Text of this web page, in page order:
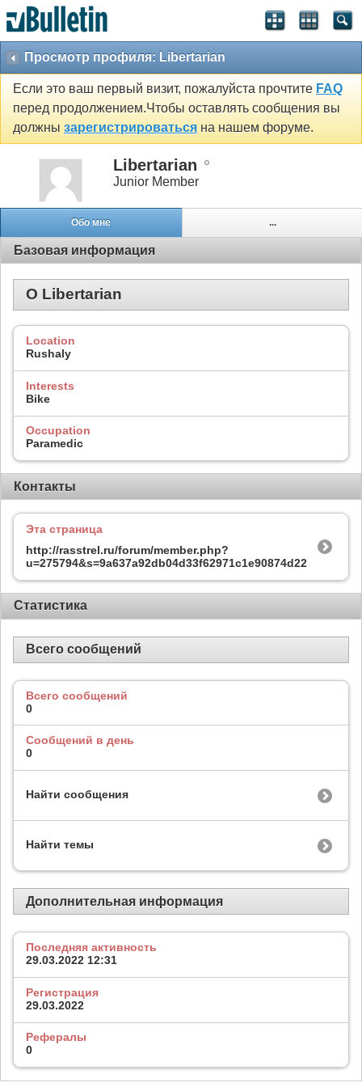
Просмотр профиля: Libertarian
Если это ваш первый визит, пожалуйста прочтите FAQ
перед продолжением.Чтобы оставлять сообщения вы
должны зарегистрироваться на нашем форуме.
Libertarian
Junior Member
Обо мне ...
Базовая информация
О Libertarian
Location
Rushaly
Interests
Bike
Occupation
Paramedic
Контакты
Эта страница
http://rasstrel.ru/forum/member.php?
u=275794&s=9a637a92db04d33f62971c1e90874d22
Статистика
Всего сообщений
Всего сообщений
0
Сообщений в день
0
Найти сообщения
Найти темы
Дополнительная информация
Последняя активность
29.03.2022 12:31
Регистрация
29.03.2022
Рефералы
0